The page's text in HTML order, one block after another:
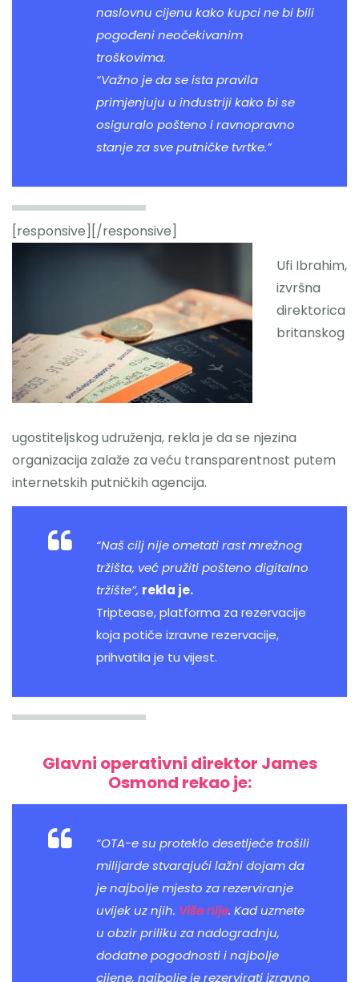
naslovnu cijenu kako kupci ne bi bili
pogođeni neočekivanim
troškovima.
“Važno je da se ista pravila
primjenjuju u industriji kako bi se
osiguralo pošteno i ravnopravno
stanje za sve putničke tvrtke.”
[responsive] [/responsive]
Ufi Ibrahim,
izvršna
direktorica
britanskog
ugostiteljskog udruženja, rekla je da se njezina
organizacija zalaže za veću transparentnost putem
internetskih putničkih agencija.
“Naš cilj nije ometati rast mrežnog
tržišta, već pružiti pošteno digitalno
tržište”, rekla je.
Triptease, platforma za rezervacije
koja potiče izravne rezervacije,
prihvatila je tu vijest.
Glavni operativni direktor James
Osmond rekao je:
“OTA-e su proteklo desetljeće trošili
milijarde stvarajući lažni dojam da
je najbolje mjesto za rezerviranje
uvijek uz njih. Više nije. Kad uzmete
u obzir priliku za nadogradnju,
dodatne pogodnosti i najbolje
cijene, najbolje je rezervirati izravno